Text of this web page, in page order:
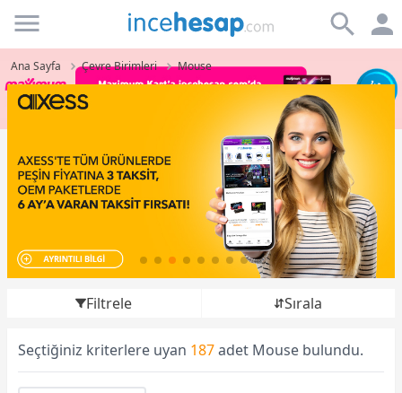
Incehesap
Ana Sayfa Çevre Birimleri Mouse
Filtrele Sırala
Seçtiğiniz kriterlere uyan 187adet Mouse bulundu.